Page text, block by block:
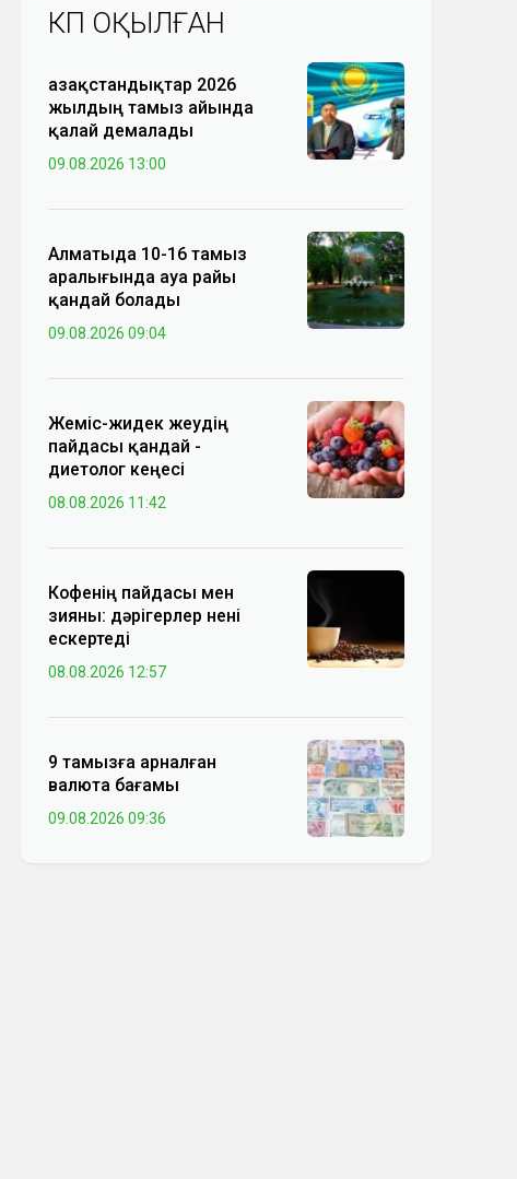
КӨП ОҚЫЛҒАН
Қазақстандықтар 2026
жылдың тамыз айында
қалай демалады
09.08.2026 13:00
Алматыда 10-16 тамыз
аралығында ауа райы
қандай болады
09.08.2026 09:04
Жеміс-жидек жеудің
пайдасы қандай -
диетолог кеңесі
08.08.2026 11:42
Кофенің пайдасы мен
зияны: дәрігерлер нені
ескертеді
08.08.2026 12:57
9 тамызға арналған
валюта бағамы
09.08.2026 09:36